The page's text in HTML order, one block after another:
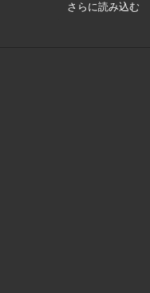
さらに読み込む